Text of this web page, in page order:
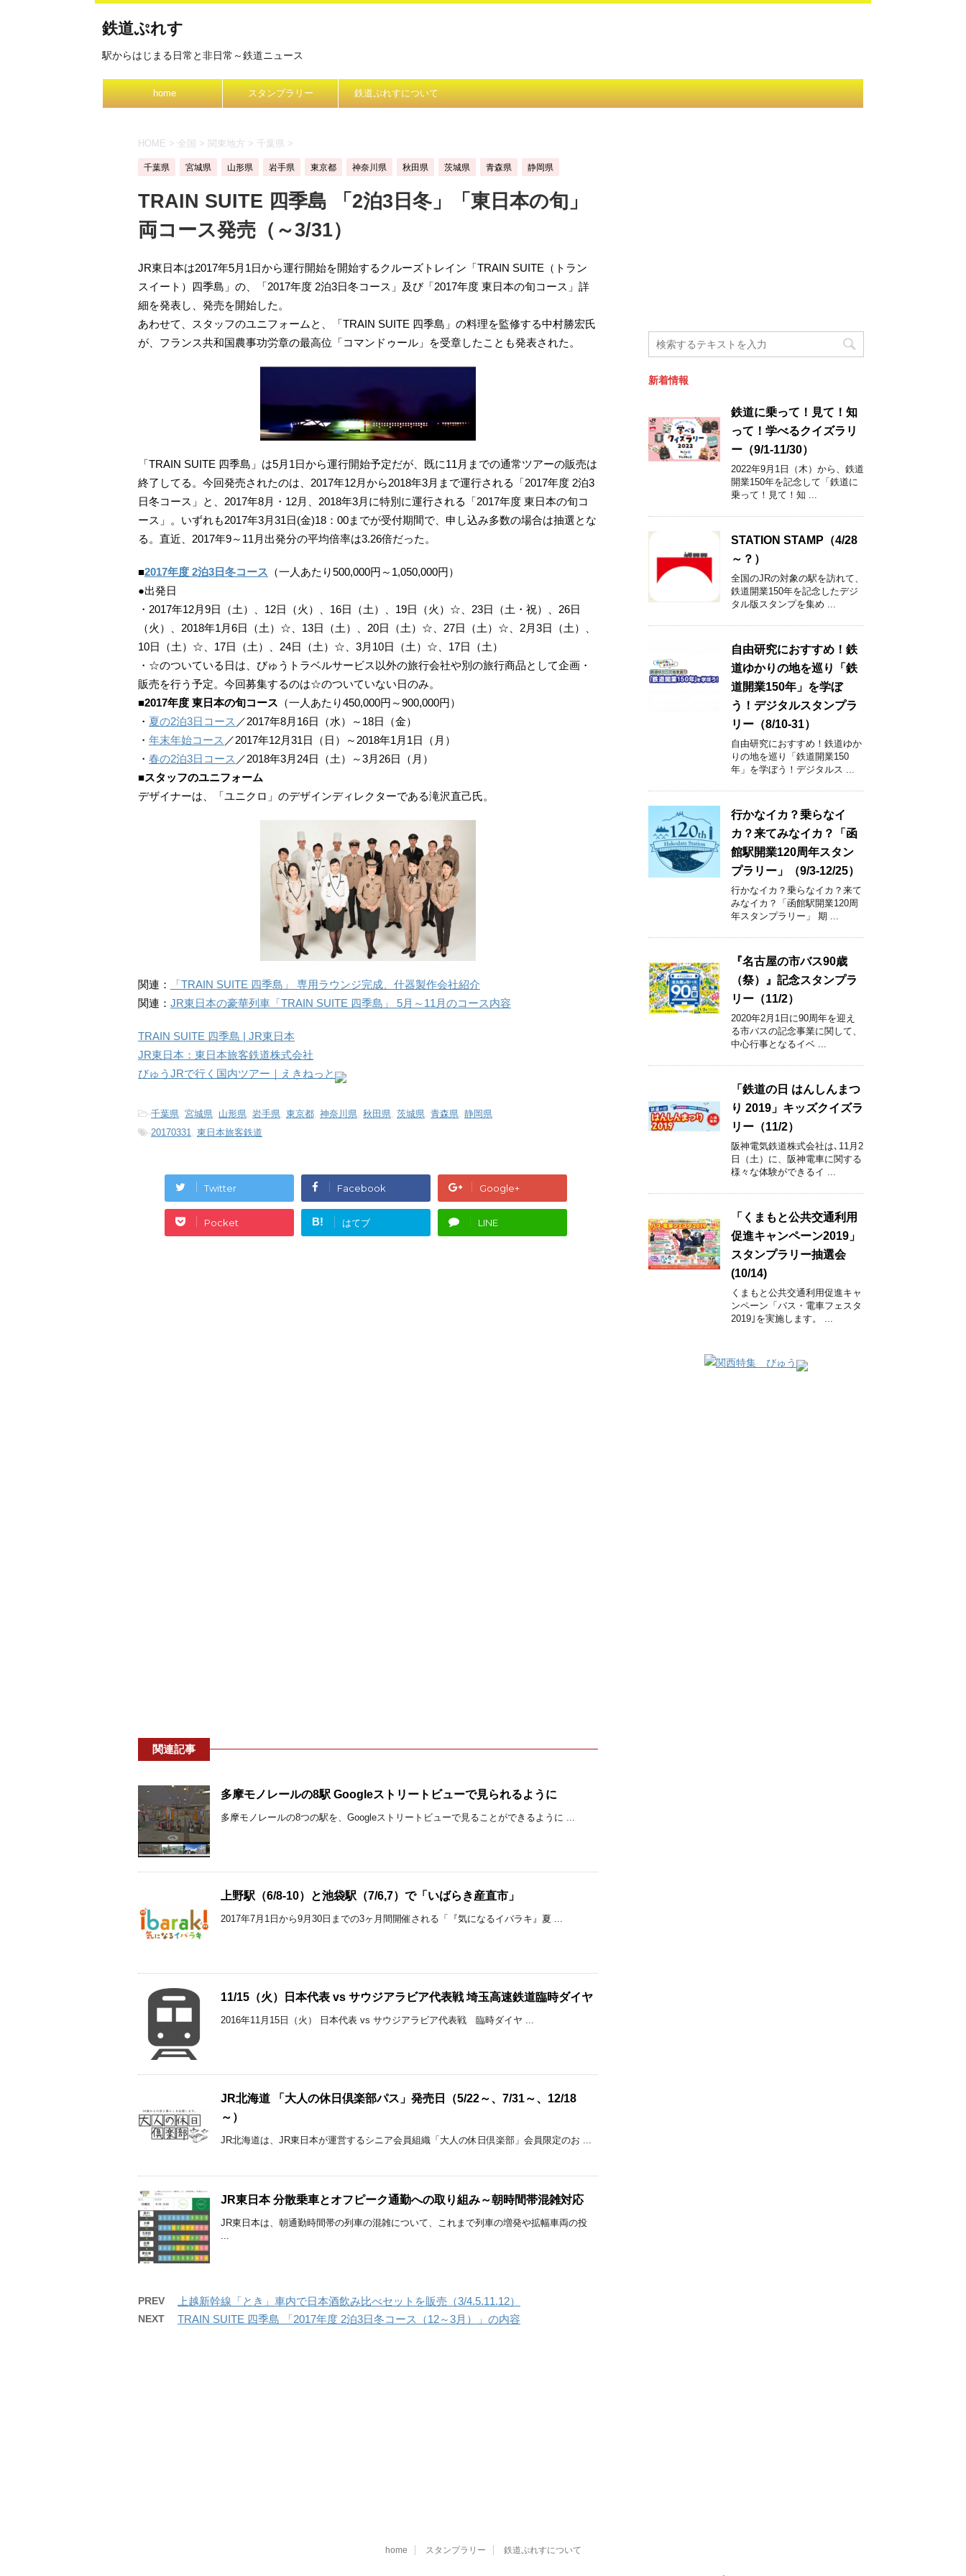
鉄道ぷれす
駅からはじまる日常と非日常～鉄道ニュース
home スタンプラリー 鉄道ぷれすについて
HOME > 全国 > 関東地方 > 千葉県 >
千葉県 宮城県 山形県 岩手県 東京都 神奈川県 秋田県 茨城県 青森県 静岡県
TRAIN SUITE 四季島 「2泊3日冬」「東日本の旬」
両コース発売（～3/31）
JR東日本は2017年5月1日から運行開始を開始するクルーズトレイン「TRAIN SUITE（トラン
スイート）四季島」の、「2017年度 2泊3日冬コース」及び「2017年度 東日本の旬コース」詳
細を発表し、発売を開始した。
あわせて、スタッフのユニフォームと、「TRAIN SUITE 四季島」の料理を監修する中村勝宏氏
が、フランス共和国農事功労章の最高位「コマンドゥール」を受章したことも発表された。
「TRAIN SUITE 四季島」は5月1日から運行開始予定だが、既に11月までの通常ツアーの販売は
終了してる。今回発売されたのは、2017年12月から2018年3月まで運行される「2017年度 2泊3
日冬コース」と、2017年8月・12月、2018年3月に特別に運行される「2017年度 東日本の旬コ
ース」。いずれも2017年3月31日(金)18：00までが受付期間で、申し込み多数の場合は抽選とな
る。直近、2017年9～11月出発分の平均倍率は3.26倍だった。
■2017年度 2泊3日冬コース （一人あたり500,000円～1,050,000円）
●出発日
・2017年12月9日（土）、12日（火）、16日（土）、19日（火）☆、23日（土・祝）、26日
（火）、2018年1月6日（土）☆、13日（土）、20日（土）☆、27日（土）☆、2月3日（土）、
10日（土）☆、17日（土）、24日（土）☆、3月10日（土）☆、17日（土）
・☆のついている日は、びゅうトラベルサービス以外の旅行会社や別の旅行商品として企画・
販売を行う予定。今回募集するのは☆のついていない日のみ。
■2017年度 東日本の旬コース （一人あたり450,000円～900,000円）
・ 夏の2泊3日コース ／2017年8月16日（水）～18日（金）
・ 年末年始コース ／2017年12月31日（日）～2018年1月1日（月）
・ 春の2泊3日コース ／2018年3月24日（土）～3月26日（月）
■スタッフのユニフォーム
デザイナーは、「ユニクロ」のデザインディレクターである滝沢直己氏。
関連：
「TRAIN SUITE 四季島」 専用ラウンジ完成、什器製作会社紹介
関連： JR東日本の豪華列車「TRAIN SUITE 四季島」 5月～11月のコース内容
TRAIN SUITE 四季島 | JR東日本
JR東日本：東日本旅客鉄道株式会社
びゅうJRで行く国内ツアー｜えきねっと
-千葉県, 宮城県, 山形県, 岩手県, 東京都, 神奈川県, 秋田県, 茨城県, 青森県, 静岡県
-20170331, 東日本旅客鉄道
Twitter Facebook Google+
Pocket B! はてブ LINE
関連記事
多摩モノレールの8駅 Googleストリートビューで見られるように
多摩モノレールの8つの駅を、Googleストリートビューで見ることができるように ...
上野駅（6/8-10）と池袋駅（7/6,7）で「いばらき産直市」
2017年7月1日から9月30日までの3ヶ月間開催される「『気になるイバラキ』夏 ...
11/15（火）日本代表 vs サウジアラビア代表戦 埼玉高速鉄道臨時ダイヤ
2016年11月15日（火） 日本代表 vs サウジアラビア代表戦 臨時ダイヤ ...
JR北海道 「大人の休日倶楽部パス」発売日（5/22～、7/31～、12/18
～）
JR北海道は、JR東日本が運営するシニア会員組織「大人の休日倶楽部」会員限定のお ...
JR東日本 分散乗車とオフピーク通勤への取り組み～朝時間帯混雑対応
JR東日本は、朝通勤時間帯の列車の混雑について、これまで列車の増発や拡幅車両の投
...
PREV 上越新幹線「とき」車内で日本酒飲み比べセットを販売（3/4.5.11.12）
NEXT TRAIN SUITE 四季島 「2017年度 2泊3日冬コース（12～3月）」の内容
新着情報
鉄道に乗って！見て！知
って！学べるクイズラリ
ー（9/1-11/30）
2022年9月1日（木）から、鉄道
開業150年を記念して「鉄道に
乗って！見て！知 ...
STATION STAMP（4/28
～？）
全国のJRの対象の駅を訪れて、
鉄道開業150年を記念したデジ
タル版スタンプを集め ...
自由研究におすすめ！鉄
道ゆかりの地を巡り「鉄
道開業150年」を学ぼ
う！デジタルスタンプラ
リー（8/10-31）
自由研究におすすめ！鉄道ゆか
りの地を巡り「鉄道開業150
年」を学ぼう！デジタルス ...
行かなイカ？乗らなイ
カ？来てみなイカ？「函
館駅開業120周年スタン
プラリー」（9/3-12/25）
行かなイカ？乗らなイカ？来て
みなイカ？「函館駅開業120周
年スタンプラリー」 期 ...
『名古屋の市バス90歳
（祭）』記念スタンプラ
リー（11/2）
2020年2月1日に90周年を迎え
る市バスの記念事業に関して、
中心行事となるイベ ...
「鉄道の日 はんしんまつ
り 2019」キッズクイズラ
リー（11/2）
阪神電気鉄道株式会社は､11月2
日（土）に、阪神電車に関する
様々な体験ができるイ ...
「くまもと公共交通利用
促進キャンペーン2019」
スタンプラリー抽選会
(10/14)
くまもと公共交通利用促進キャ
ンペーン「バス・電車フェスタ
2019｣を実施します。 ...
home スタンプラリー 鉄道ぷれすについて